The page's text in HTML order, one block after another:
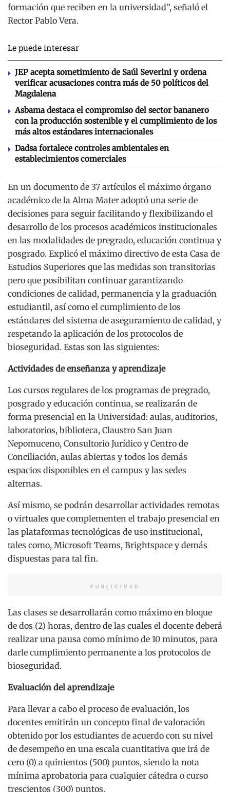
formación que reciben en la universidad”, señaló el
Rector Pablo Vera.
Le puede interesar
JEP acepta sometimiento de Saúl Severini y ordena
verificar acusaciones contra más de 50 políticos del
Magdalena
Asbama destaca el compromiso del sector bananero
con la producción sostenible y el cumplimiento de los
más altos estándares internacionales
Dadsa fortalece controles ambientales en
establecimientos comerciales
En un documento de 37 artículos el máximo órgano
académico de la Alma Mater adoptó una serie de
decisiones para seguir facilitando y flexibilizando el
desarrollo de los procesos académicos institucionales
en las modalidades de pregrado, educación continua y
posgrado. Explicó el máximo directivo de esta Casa de
Estudios Superiores que las medidas son transitorias
pero que posibilitan continuar garantizando
condiciones de calidad, permanencia y la graduación
estudiantil, así como el cumplimiento de los
estándares del sistema de aseguramiento de calidad, y
respetando la aplicación de los protocolos de
bioseguridad. Estas son las siguientes:
Actividades de enseñanza y aprendizaje
Los cursos regulares de los programas de pregrado,
posgrado y educación continua, se realizarán de
forma presencial en la Universidad: aulas, auditorios,
laboratorios, biblioteca, Claustro San Juan
Nepomuceno, Consultorio Jurídico y Centro de
Conciliación, aulas abiertas y todos los demás
espacios disponibles en el campus y las sedes
alternas.
Así mismo, se podrán desarrollar actividades remotas
o virtuales que complementen el trabajo presencial en
las plataformas tecnológicas de uso institucional,
tales como, Microsoft Teams, Brightspace y demás
dispuestas para tal fin.
PUBLICIDAD
Las clases se desarrollarán como máximo en bloque
de dos (2) horas, dentro de las cuales el docente deberá
realizar una pausa como mínimo de 10 minutos, para
darle cumplimiento permanente a los protocolos de
bioseguridad.
Evaluación del aprendizaje
Para llevar a cabo el proceso de evaluación, los
docentes emitirán un concepto final de valoración
obtenido por los estudiantes de acuerdo con su nivel
de desempeño en una escala cuantitativa que irá de
cero (0) a quinientos (500) puntos, siendo la nota
mínima aprobatoria para cualquier cátedra o curso
trescientos (300) puntos.